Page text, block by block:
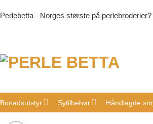
Perlebetta - Norges største på perlebroderier?
Bunadsutstyr Sytilbehør Håndlagde